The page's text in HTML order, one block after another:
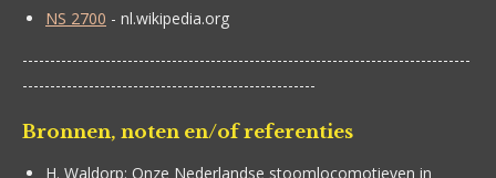
NS 2700 - nl.wikipedia.org
---------------------------------------------------------------------------------
-----------------------------------------------------
Bronnen, noten en/of referenties
H. Waldorp: Onze Nederlandse stoomlocomotieven in